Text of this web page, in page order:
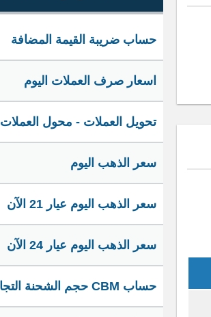
حساب ضريبة القيمة المضافة
اسعار صرف العملات اليوم
تحويل العملات - محول العملات
سعر الذهب اليوم
سعر الذهب اليوم عيار 21 الآن
سعر الذهب اليوم عيار 24 الآن
حساب CBM حجم الشحنة التجارية